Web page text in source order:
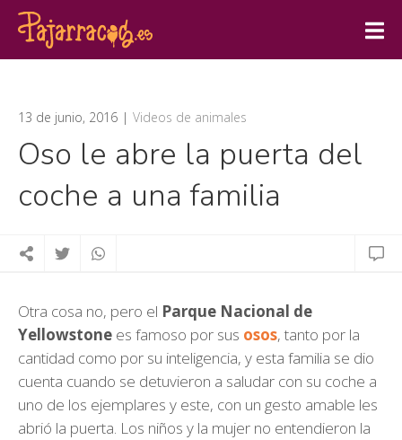
13 de junio, 2016 Videos de animales
Oso le abre la puerta del
coche a una familia
Otra cosa no, pero el Parque Nacional de
Yellowstone es famoso por sus osos, tanto por la
cantidad como por su inteligencia, y esta familia se dio
cuenta cuando se detuvieron a saludar con su coche a
uno de los ejemplares y este, con un gesto amable les
abrió la puerta. Los niños y la mujer no entendieron la